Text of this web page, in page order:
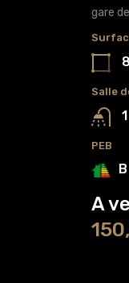
gare
Salle
1
PEB
B
A